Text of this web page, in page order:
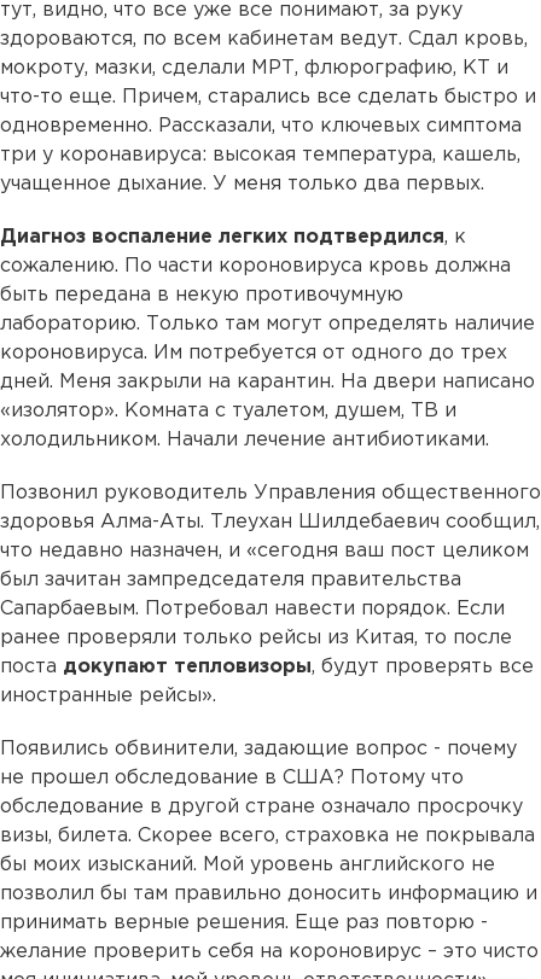
тут, видно, что все уже все понимают, за руку
здороваются, по всем кабинетам ведут. Сдал кровь,
мокроту, мазки, сделали МРТ, флюрографию, КТ и
что-то еще. Причем, старались все сделать быстро и
одновременно. Рассказали, что ключевых симптома
три у коронавируса: высокая температура, кашель,
учащенное дыхание. У меня только два первых.
Диагноз воспаление легких подтвердился, к
сожалению. По части короновируса кровь должна
быть передана в некую противочумную
лабораторию. Только там могут определять наличие
короновируса. Им потребуется от одного до трех
дней. Меня закрыли на карантин. На двери написано
«изолятор». Комната с туалетом, душем, ТВ и
холодильником. Начали лечение антибиотиками.
Позвонил руководитель Управления общественного
здоровья Алма-Аты. Тлеухан Шилдебаевич сообщил,
что недавно назначен, и «сегодня ваш пост целиком
был зачитан зампредседателя правительства
Сапарбаевым. Потребовал навести порядок. Если
ранее проверяли только рейсы из Китая, то после
поста докупают тепловизоры, будут проверять все
иностранные рейсы».
Появились обвинители, задающие вопрос - почему
не прошел обследование в США? Потому что
обследование в другой стране означало просрочку
визы, билета. Скорее всего, страховка не покрывала
бы моих изысканий. Мой уровень английского не
позволил бы там правильно доносить информацию и
принимать верные решения. Еще раз повторю -
желание проверить себя на короновирус – это чисто